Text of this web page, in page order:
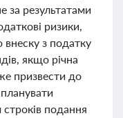
за результатами
ризики,
внеску з податку
якщо річна
призвести до
подання